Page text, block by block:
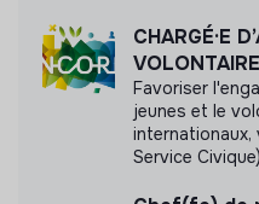
CHARGÉ·E
Favoriser
jeunes et le
Service